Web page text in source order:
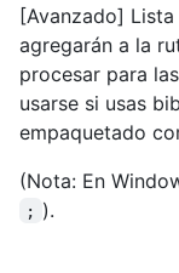
[Avanzado]
agregarán a la
procesar para
usarse si usas
empaquetado
(Nota: En
; ).